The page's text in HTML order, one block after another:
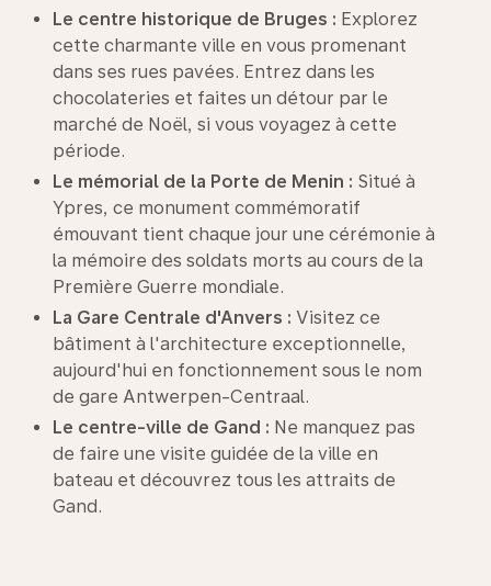
Le centre historique de Bruges : Explorez
cette charmante ville en vous promenant
dans ses rues pavées. Entrez dans les
chocolateries et faites un détour par le
marché de Noël, si vous voyagez à cette
période.
Le mémorial de la Porte de Menin : Situé à
Ypres, ce monument commémoratif
émouvant tient chaque jour une cérémonie à
la mémoire des soldats morts au cours de la
Première Guerre mondiale.
La Gare Centrale d'Anvers : Visitez ce
bâtiment à l'architecture exceptionnelle,
aujourd'hui en fonctionnement sous le nom
de gare Antwerpen-Centraal.
Le centre-ville de Gand : Ne manquez pas
de faire une visite guidée de la ville en
bateau et découvrez tous les attraits de
Gand.